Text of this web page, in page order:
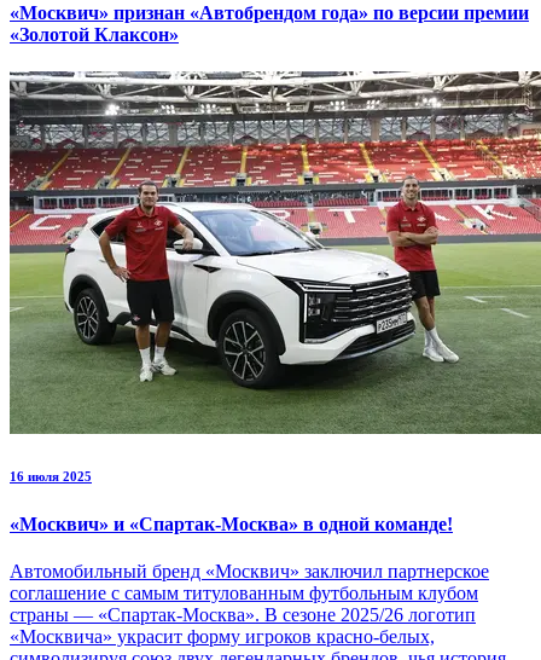
«Москвич» признан «Автобрендом года» по версии премии
«Золотой Клаксон»
16 июля 2025
«Москвич» и «Спартак-Москва» в одной команде!
Автомобильный бренд «Москвич» заключил партнерское
соглашение с самым титулованным футбольным клубом
страны — «Спартак-Москва». В сезоне 2025/26 логотип
«Москвича» украсит форму игроков красно-белых,